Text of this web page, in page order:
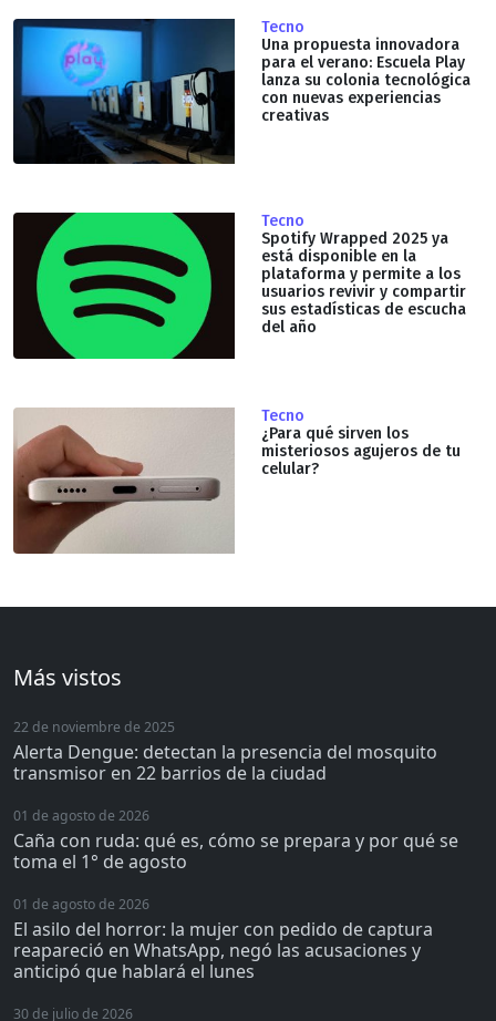
Tecno
Una propuesta innovadora
para el verano: Escuela Play
lanza su colonia tecnológica
con nuevas experiencias
creativas
Tecno
Spotify Wrapped 2025 ya
está disponible en la
plataforma y permite a los
usuarios revivir y compartir
sus estadísticas de escucha
del año
Tecno
¿Para qué sirven los
misteriosos agujeros de tu
celular?
Más vistos
22 de noviembre de 2025
Alerta Dengue: detectan la presencia del mosquito
transmisor en 22 barrios de la ciudad
01 de agosto de 2026
Caña con ruda: qué es, cómo se prepara y por qué se
toma el 1° de agosto
01 de agosto de 2026
El asilo del horror: la mujer con pedido de captura
reapareció en WhatsApp, negó las acusaciones y
anticipó que hablará el lunes
30 de julio de 2026